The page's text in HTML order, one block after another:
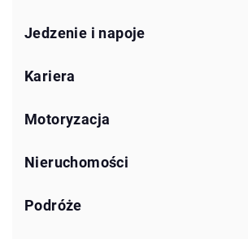
Jedzenie i napoje
Kariera
Motoryzacja
Nieruchomości
Podróże